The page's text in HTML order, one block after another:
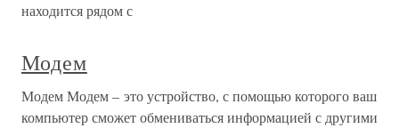
находится рядом с
Модем
Модем Модем – это устройство, с помощью которого ваш
компьютер сможет обмениваться информацией с другими